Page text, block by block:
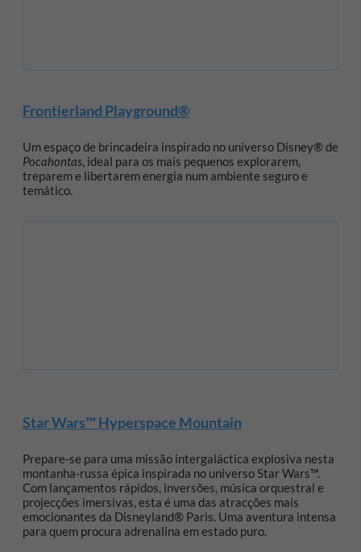
Frontierland Playground®
Um espaço de brincadeira inspirado no universo Disney® de
Pocahontas, ideal para os mais pequenos explorarem,
treparem e libertarem energia num ambiente seguro e
temático.
Star Wars™ Hyperspace Mountain
Prepare‑se para uma missão intergaláctica explosiva nesta
montanha‑russa épica inspirada no universo Star Wars™.
Com lançamentos rápidos, inversões, música orquestral e
projecções imersivas, esta é uma das atracções mais
emocionantes da Disneyland® Paris. Uma aventura intensa
para quem procura adrenalina em estado puro.